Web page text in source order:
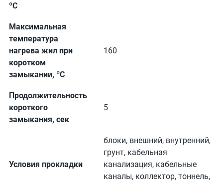
ºС
Максимальная
температура
нагрева жил при
коротком
замыкании, ºС
160
Продолжительность
короткого
замыкания, сек
5
Условия прокладки
блоки, внешний, внутренний,
грунт, кабельная
канализация, кабельные
каналы, коллектор, тоннель,